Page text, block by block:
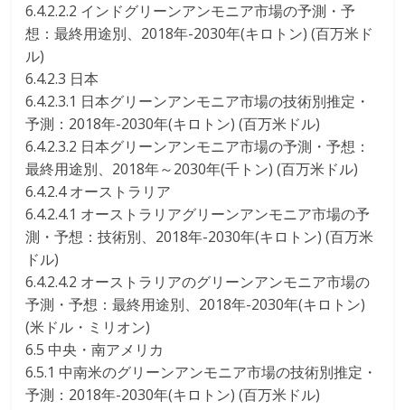
6.4.2.2.2 インドグリーンアンモニア市場の予測・予
想：最終用途別、2018年-2030年(キロトン) (百万米ド
ル)
6.4.2.3 日本
6.4.2.3.1 日本グリーンアンモニア市場の技術別推定・
予測：2018年-2030年(キロトン) (百万米ドル)
6.4.2.3.2 日本グリーンアンモニア市場の予測・予想：
最終用途別、2018年～2030年(千トン) (百万米ドル)
6.4.2.4 オーストラリア
6.4.2.4.1 オーストラリアグリーンアンモニア市場の予
測・予想：技術別、2018年-2030年(キロトン) (百万米
ドル)
6.4.2.4.2 オーストラリアのグリーンアンモニア市場の
予測・予想：最終用途別、2018年-2030年(キロトン)
(米ドル・ミリオン)
6.5 中央・南アメリカ
6.5.1 中南米のグリーンアンモニア市場の技術別推定・
予測：2018年-2030年(キロトン) (百万米ドル)